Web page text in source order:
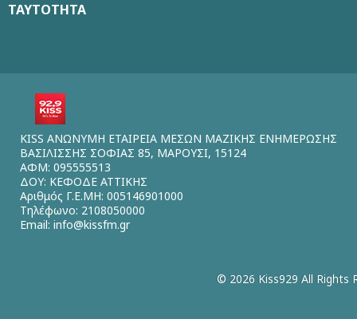
ΤΑΥΤΟΤΗΤΑ
KISS ΑΝΩΝΥΜΗ ΕΤΑΙΡΕΙΑ ΜΕΣΩΝ ΜΑΖΙΚΗΣ ΕΝΗΜΕΡΩΣΗΣ
ΒΑΣΙΛΙΣΣΗΣ ΣΟΦΙΑΣ 85, ΜΑΡΟΥΣΙ, 15124
ΑΦΜ: 095555513
ΔΟΥ: ΚΕΦΟΔΕ ΑΤΤΙΚΗΣ
Αριθμός Γ.Ε.ΜΗ: 005146901000
Τηλέφωνο: 2108050000
Email: info@kissfm.gr
© 2026 Kiss929 All Rights